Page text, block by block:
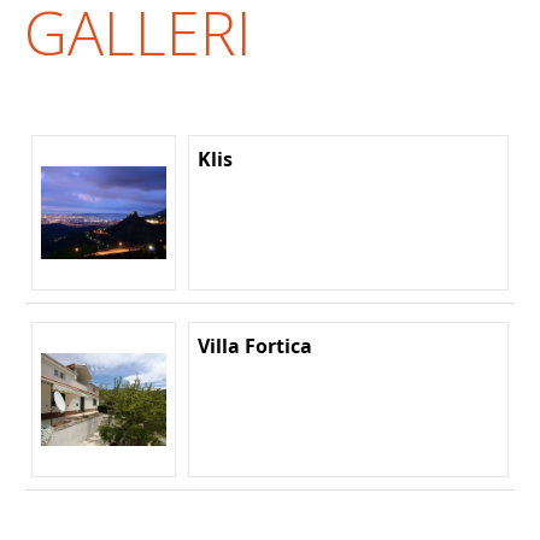
GALLERI
Klis
Villa Fortica